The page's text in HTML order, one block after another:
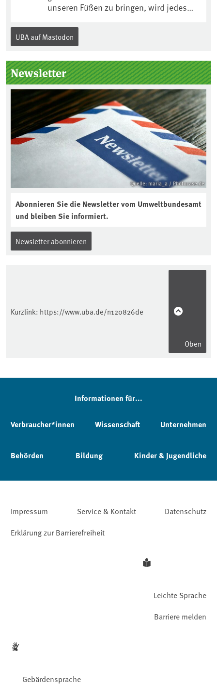
#Klimawandel
unseren Füßen zu bringen, wird jedes
Internationalen Tag des Bodens, der
„Boden des Jahres“ vorgestellt. Das UBA
Kuratorium, wie wird der Boden des
Jahres ausgewählt und was passiert
eigentlich während eines solchen
Bodenjahres? Infos dazu gibt es im
aktuellen Podcast „Soilcast“. Jetzt
reinhören:
https://soilcast.de/interview/sc202-
interview-die-kuer-der-krume/
UBA auf Mastodon
Newsletter
Quelle: maria_a / Photocase.de
Abonnieren Sie die Newsletter vom Umweltbundesamt
und bleiben Sie informiert.
Newsletter abonnieren
Kurzlink: https://www.uba.de/n120826de
Oben
Informationen für...
Verbraucher*innen Wissenschaft Unternehmen
Behörden Bildung Kinder & Jugendliche
Impressum Service & Kontakt
Datenschutz
Erklärung zur Barrierefreiheit
Leichte Sprache
Gebärdensprache
Barriere melden